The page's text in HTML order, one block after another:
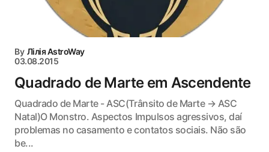
By Лілія AstroWay
03.08.2015
Quadrado de Marte em Ascendente
Quadrado de Marte - ASC(Trânsito de Marte → ASC
Natal)O Monstro. Aspectos Impulsos agressivos, daí
problemas no casamento e contatos sociais. Não são
be...